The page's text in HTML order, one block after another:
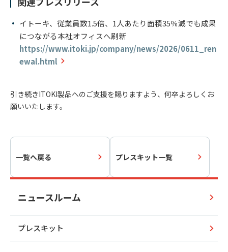
イトーキ、従業員数1.5倍、1人あたり面積35％減でも成果
につながる本社オフィスへ刷新
https://www.itoki.jp/company/news/2026/0611_ren
ewal.html
引き続きITOKI製品へのご支援を賜りますよう、何卒よろしくお
願いいたします。
一覧へ戻る プレスキット一覧
ニュースルーム
プレスキット